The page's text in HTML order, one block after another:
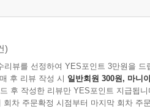
)
리뷰를 선정하여 YES포인트 3만원을 드
후 리뷰 작성 시 일반회원 300원, 마니
후 작성한 리뷰만 YES포인트 지급됩니
회차 주문확정 시점부터 마지막 회차 주